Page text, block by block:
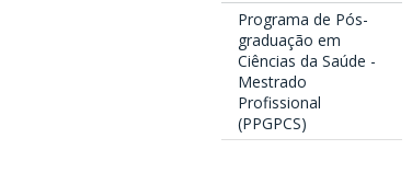
Programa de Pós-
graduação em
Ciências da Saúde -
Mestrado
Profissional
(PPGPCS)